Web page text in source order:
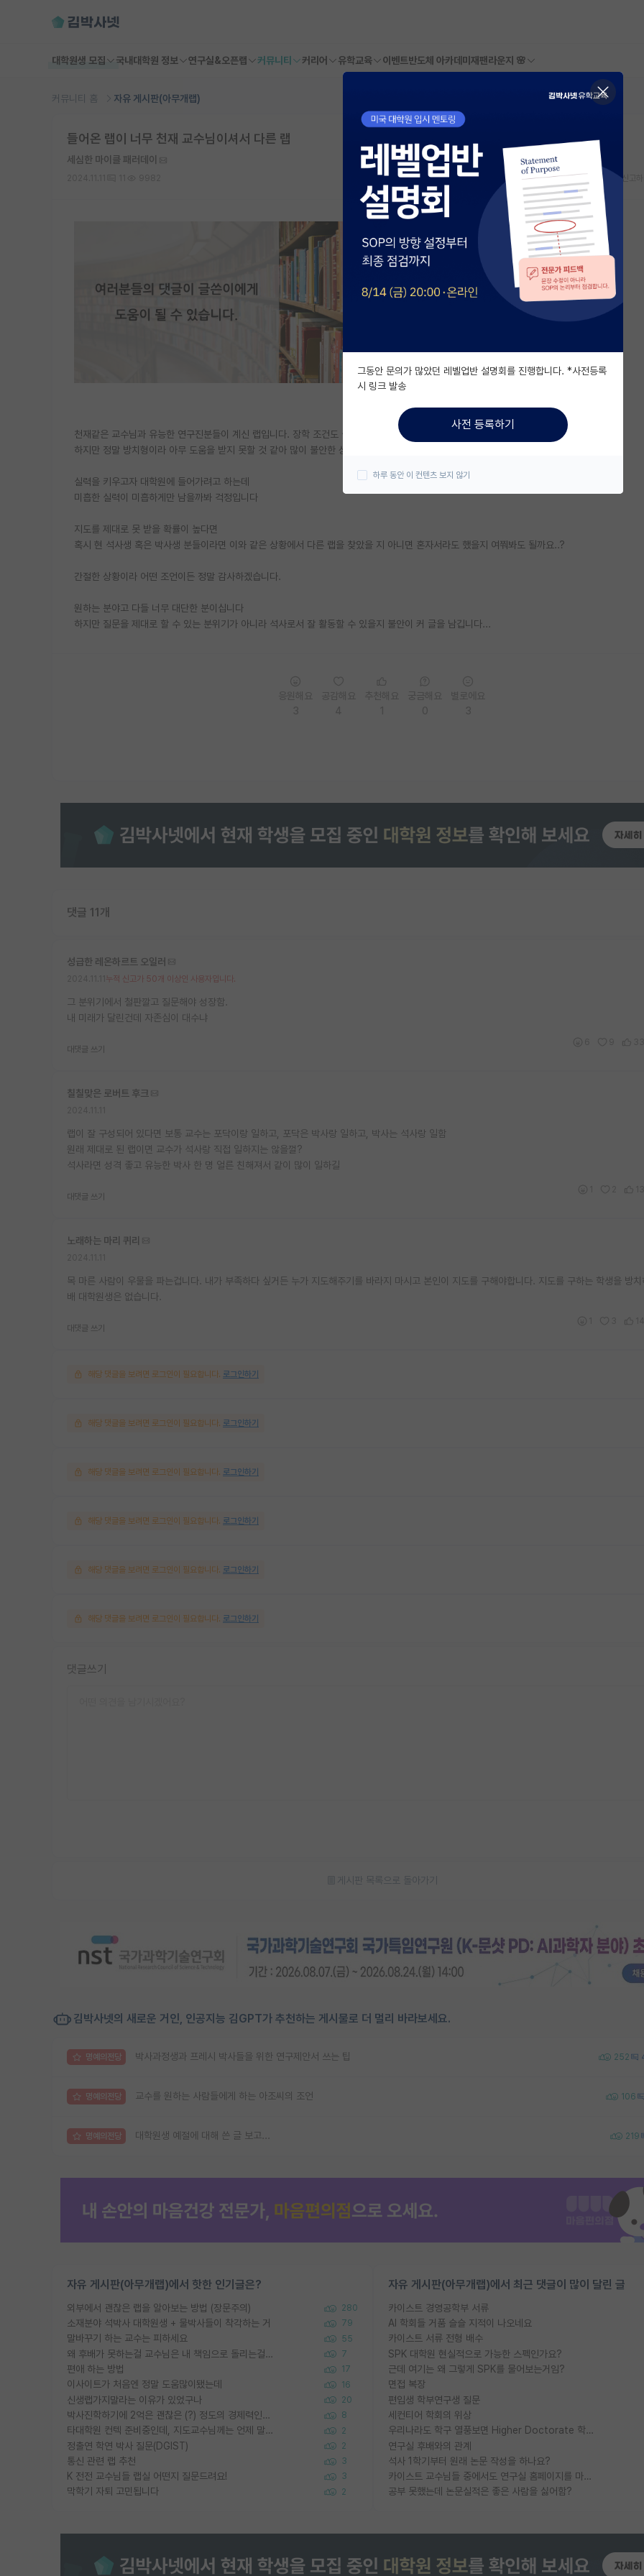
대학원생 모집 국내대학원 정보 연구실&오픈랩 커뮤니티 커리어 유학교육 이벤트반도체 아카데미 재팬라운지 🌸
커뮤니티 홈 자유 게시판(아무개랩)
들어온 랩이 너무 천재 교수님이셔서 다른 랩
세심한 마이클 패러데이
스크랩 신고
천재같은 교수님과 유능한 연구진분들이 계신 랩입니다. 장학 조건도 좋습니다
하지만 정말 방치형이라 아무 도움을 받지 못할 것 같아 많이 불안한 상황입니다.
실력을 키우고자 대학원에 들어가려고 하는데
미흡한 실력이 미흡하게만 남을까봐 걱정입니다
지도를 제대로 못 받을 확률이 높다면
혹시 현 석사생 혹은 박사생 분들이라면 이와 같은 상황에서 다른 랩을 찾았을 지 아니면 혼자서라도 했을지 여쭤봐도 될까요..?
간절한 상황이라 어떤 조언이든 정말 감사하겠습니다.
원하는 분야고 다들 너무 대단한 분이십니다
하지만 질문을 제대로 할 수 있는 분위기가 아니라 석사로서 잘 활동할 수 있을지 불안이 커 글을 남깁니다...
댓글 11개
성급한 레온하르트 오일러
누적 신고가 50개 이상인 사용자입니다.
그 분위기에서 철판깔고 질문해야 성장함.
내 미래가 달린건데 자존심이 대수냐
대댓글 쓰기
칠칠맞은 로버트 후크
랩이 잘 구성되어 있다면 보통 교수는 포닥이랑 일하고, 포닥은 박사랑 일하고, 박사는 석사랑 일함
원래 제대로 된 랩이면 교수가 석사랑 직접 일하지는 않을껄?
석사라면 성격 좋고 유능한 박사 한 명 얼른 친해져서 같이 많이 일하길
대댓글 쓰기
노래하는 마리 퀴리
목 마른 사람이 우물을 파는겁니다. 내가 부족하다 싶거든 누가 지도해주기를 바라지 마시고 본인이 지도를 구해야합니다. 지도를 구하는 학생을 방
배 대학원생은 없습니다.
대댓글 쓰기
해당 댓글을 보려면 로그인이 필요합니다. 로그인하기
해당 댓글을 보려면 로그인이 필요합니다. 로그인하기
해당 댓글을 보려면 로그인이 필요합니다. 로그인하기
해당 댓글을 보려면 로그인이 필요합니다. 로그인하기
해당 댓글을 보려면 로그인이 필요합니다. 로그인하기
해당 댓글을 보려면 로그인이 필요합니다. 로그인하기
댓글쓰기
게시판 목록으로 돌아가기
김박사넷의 새로운 거인, 인공지능 김GPT가 추천하는 게시물로 더 멀리 바라보세요.
명예의전당 박사과정생과 프레시 박사들을 위한 연구제안서 쓰는 팁 252
명예의전당 교수를 원하는 사람들에게 하는 아조씨의 조언 106
명예의전당 대학원생 예절에 대해 쓴 글 보고... 219
자유 게시판(아무개랩)에서 핫한 인기글은?
외부에서 괜찮은 랩을 알아보는 방법 (장문주의) 280
소재분야 석박사 대학원생 + 물박사들이 착각하는 거 79
말바꾸기 하는 교수는 피하세요 55
왜 후배가 못하는걸 교수님은 내 책임으로 돌리는걸까요? 7
편애 하는 방법 17
이사이트가 처음엔 정말 도움많이됐는데 16
신생랩가지말라는 이유가 있었구나 20
박사진학하기에 2억은 괜찮은 (?) 정도의 경제력인가요 8
타대학원 컨텍 준비중인데, 지도교수님께는 언제 말씀드려야 할까요? 2
정출연 학연 박사 질문(DGIST) 2
통신 관련 랩 추천 3
K 전전 교수님들 랩실 어떤지 질문드려요! 3
막학기 자퇴 고민됩니다 2
자유 게시판(아무개랩)에서 최근 댓글이 많이 달린 글
카이스트 경영공학부 서류
AI 학회들 거품 슬슬 지적이 나오네요
카이스트 서류 전형 배수
SPK 대학원 현실적으로 가능한 스펙인가요?
근데 여기는 왜 그렇게 SPK를 물어보는거임?
면접 복장
편입생 학부연구생 질문
세컨티어 학회의 위상
우리나라도 학구 열풍보면 Higher Doctorate 학위가 필요하다고 봅니다.
연구실 후배와의 관계
석사 1학기부터 원래 논문 작성을 하나요?
카이스트 교수님들 중에서도 연구실 홈페이지를 마련 안 하신 분들이 계시던데
공부 못했는데 논문실적은 좋은 사람을 싫어함?
그동안 문의가 많았던 레벨업반 설명회를 진행합니다. *사전등록
시 링크 발송
사전 등록하기
하루 동안 이 컨텐츠 보지 않기